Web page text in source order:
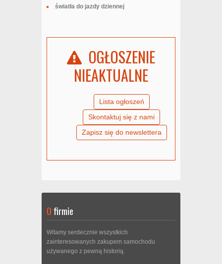
światła do jazdy dziennej
OGŁOSZENIE
NIEAKTUALNE
Lista ogłoszeń
Skontaktuj się z nami
Zapisz się do newslettera
Ofirmie
Witamy serdecznie wszystkich
zainteresowanych zakupem samochodu
używanego z pewną historią.